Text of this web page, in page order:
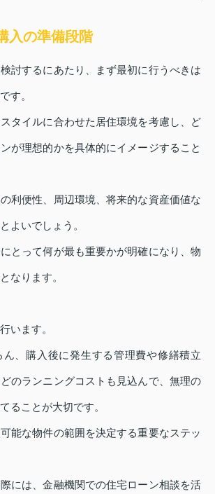
入の準備段階
討するにあたり、まず最初に行うべきは
す。
タイルに合わせた居住環境を考慮し、ど
が理想的かを具体的にイメージすること
利便性、周辺環境、将来的な資産価値な
よいでしょう。
とって何が最も重要かが明確になり、物
なります。
います。
ん、購入後に発生する管理費や修繕積立
のランニングコストも見込んで、無理の
ることが大切です。
能な物件の範囲を決定する重要なステッ
には、金融機関での住宅ローン相談を活